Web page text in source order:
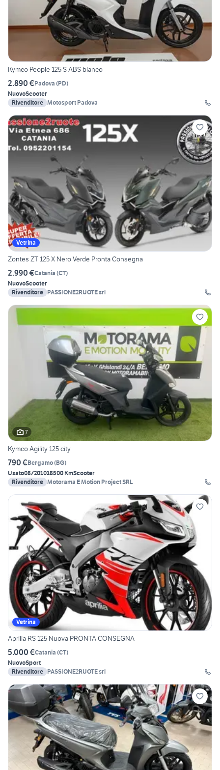
Kymco People 125 S ABS bianco
2.890 €Padova (PD)
NuovoScooter
Rivenditore Motosport Padova
Vetrina
Zontes ZT 125 X Nero Verde Pronta Consegna
2.990 €Catania (CT)
NuovoScooter
Rivenditore PASSIONE2RUOTE srl
7
Kymco Agility 125 city
790 €Bergamo(BG)
Usato08/201018500 KmScooter
Rivenditore Motorama E Motion Project SRL
Vetrina
Aprilia RS 125 Nuova PRONTA CONSEGNA
5.000 €Catania (CT)
NuovoSport
Rivenditore PASSIONE2RUOTE srl